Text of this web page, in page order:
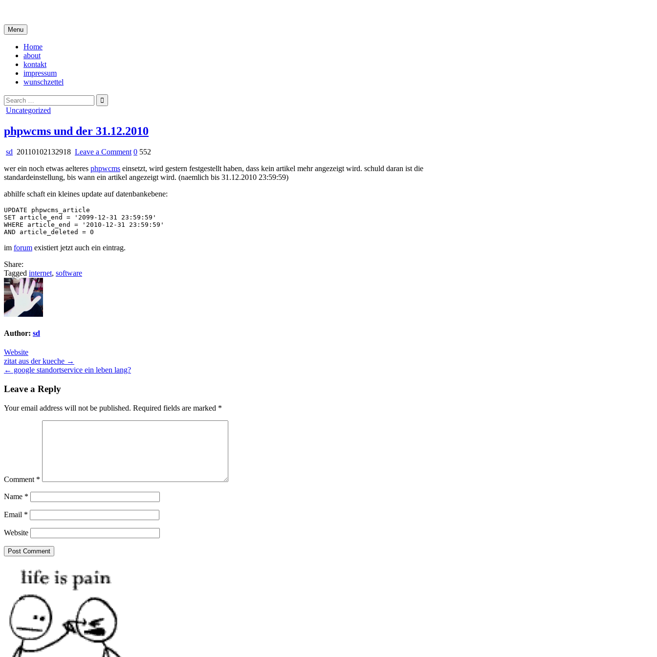
content
Menu
Home
about
kontakt
impressum
wunschzettel
Search
for:
Posted
Uncategorized
phpwcms und der 31.12.2010
sd 20110102132918 Leave a Commenton
und
der
0 552
wer ein noch etwas aelteres phpwcms einsetzt, wird gestern festgestellt haben, dass kein artikel mehr angezeigt wird. schuld daran ist die
standardeinstellung, bis wann ein artikel angezeigt wird. (naemlich bis 31.12.2010 23:59:59)
abhilfe schaft ein kleines update auf datenbankebene:
UPDATE phpwcms_article
SET article_end = '2099-12-31 23:59:59'
WHERE article_end = '2010-12-31 23:59:59'
AND article_deleted = 0
im forum existiert jetzt auch ein eintrag.
Share:
Tagged internet, software
Author: sd
Website
Post
navigation
zitat aus der kueche →
← google standortservice ein leben lang?
Leave a Reply
Your email address will not be published. Required fields are marked *
Comment *
Name *
Email *
Website